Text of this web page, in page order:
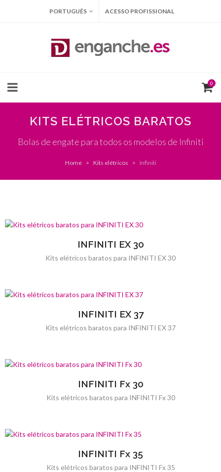
PORTUGUÊS ACESSO PROFISSIONAL
0
KITS ELÉTRICOS BARATOS
Bolas de engate para todos os modelos de Infiniti
Home Kits elétricos Infiniti
INFINITI EX 30
Kits elétricos baratos para INFINITI EX 30
INFINITI EX 37
Kits elétricos baratos para INFINITI EX 37
INFINITI Fx 30
Kits elétricos baratos para INFINITI Fx 30
INFINITI Fx 35
Kits elétricos baratos para INFINITI Fx 35